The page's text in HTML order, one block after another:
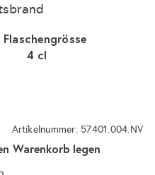
Flaschengrösse
4 cl
Artikelnummer: 57401.004.NV
Warenkorb legen